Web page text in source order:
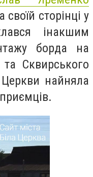
сторінці у
інакшим
борда на
та Сквирського
найняла